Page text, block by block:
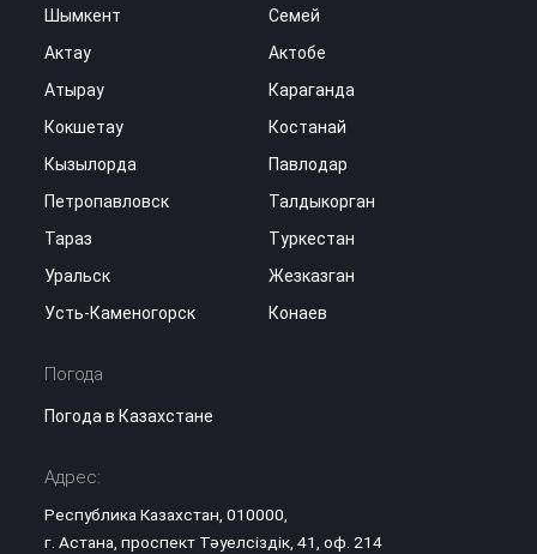
Шымкент
Семей
Актау
Актобе
Атырау
Караганда
Кокшетау
Костанай
Кызылорда
Павлодар
Петропавловск
Талдыкорган
Тараз
Туркестан
Уральск
Жезказган
Усть-Каменогорск
Конаев
Погода
Погода в Казахстане
Адрес:
Республика Казахстан, 010000,
г. Астана, проспект Тәуелсіздік, 41, оф. 214